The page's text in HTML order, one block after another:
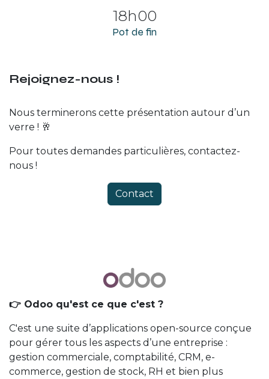
18h00
Pot de fin
Rejoignez-nous !
Nous terminerons cette présentation autour d’un
verre ! 🥂
Pour toutes demandes particulières, contactez-
nous !
Contact
👉 Odoo qu'est ce que c'est ?
C'est une suite d’applications open-source conçue
pour gérer tous les aspects d’une entreprise :
gestion commerciale, comptabilité, CRM, e-
commerce, gestion de stock, RH et bien plus